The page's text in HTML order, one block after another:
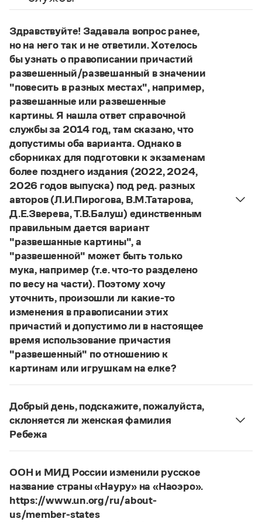
Словари русского языка как государственного
Справочники
Правила русской орфографии и пунктуации
Русский язык. Краткий теоретический курс
для школьников
Письмовник
Справочник по пунктуации
Словарь-справочник трудностей
Справочник по фразеологии
Азбучные истины
Словарь-справочник непростые слова
Все справочники портала
Журнал
Новости и события
Статьи
Монологи
Интервью
Лекции и подкасты
Рекомендуем
Учебник Грамоты
Правила русского языка: от азов до тонкостей
Скороговорки
Научпоп
Учебники и справочники
Все книги
Управление в русском языке
Словарь методических терминов
Правила русской орфографии и пунктуации
Здравствуйте! Задавала вопрос ранее,
но на него так и не ответили. Хотелось
бы узнать о правописании причастий
развешенный/развешанный в значении
"повесить в разных местах", например,
развешанные или развешенные
картины. Я нашла ответ справочной
службы за 2014 год, там сказано, что
допустимы оба варианта. Однако в
сборниках для подготовки к экзаменам
более позднего издания (2022, 2024,
2026 годов выпуска) под ред. разных
авторов (Л.И.Пирогова, В.М.Татарова,
Д.Е.Зверева, Т.В.Балуш) единственным
правильным дается вариант
"развешанные картины", а
"развешенной" может быть только
мука, например (т.е. что-то разделено
по весу на части). Поэтому хочу
уточнить, произошли ли какие-то
изменения в правописании этих
причастий и допустимо ли в настоящее
время использование причастия
"развешенный" по отношению к
картинам или игрушкам на елке?
Нашответ2014 года по-прежнему актуален.
то игнорируют рекомендации нормативных
словарей русского языка, в которых указан глагол
развесить
развешенный) со значением «повесить в разных
местах (несколько, много предметов)». Ср.:
знаю, что на стенах своей квартиры вы развесили
разные географические карты.
Бретер. И эти карты, безусловно, развешены.
Добрый день, подскажите, пожалуйста,
склоняется ли женская фамилия
Ребежа
ФамилияРебежасклоняется (и мужская, и
Страница ответа
ООН и МИД России изменили русское
название страны «Науру» на «Наоэро».
https://www.un.org/ru/about-
us/member-states